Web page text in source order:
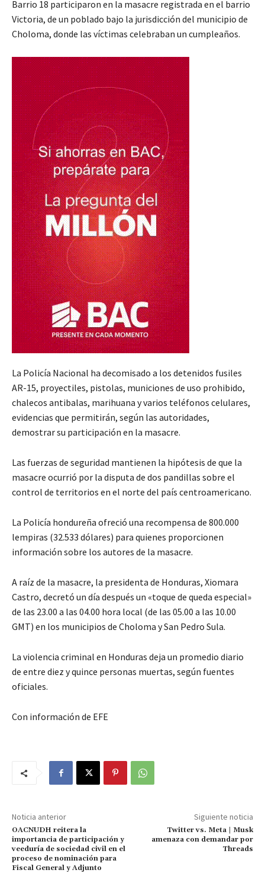
Barrio 18 participaron en la masacre registrada en el barrio
Victoria, de un poblado bajo la jurisdicción del municipio de
Choloma, donde las víctimas celebraban un cumpleaños.
La Policía Nacional ha decomisado a los detenidos fusiles
AR-15, proyectiles, pistolas, municiones de uso prohibido,
chalecos antibalas, marihuana y varios teléfonos celulares,
evidencias que permitirán, según las autoridades,
demostrar su participación en la masacre.
Las fuerzas de seguridad mantienen la hipótesis de que la
masacre ocurrió por la disputa de dos pandillas sobre el
control de territorios en el norte del país centroamericano.
La Policía hondureña ofreció una recompensa de 800.000
lempiras (32.533 dólares) para quienes proporcionen
información sobre los autores de la masacre.
A raíz de la masacre, la presidenta de Honduras, Xiomara
Castro, decretó un día después un «toque de queda especial»
de las 23.00 a las 04.00 hora local (de las 05.00 a las 10.00
GMT) en los municipios de Choloma y San Pedro Sula.
La violencia criminal en Honduras deja un promedio diario
de entre diez y quince personas muertas, según fuentes
oficiales.
Con información de EFE
Noticia anterior
OACNUDH reitera la
importancia de participación y
veeduría de sociedad civil en el
proceso de nominación para
Fiscal General y Adjunto
Siguiente noticia
Twitter vs. Meta | Musk
amenaza con demandar por
Threads